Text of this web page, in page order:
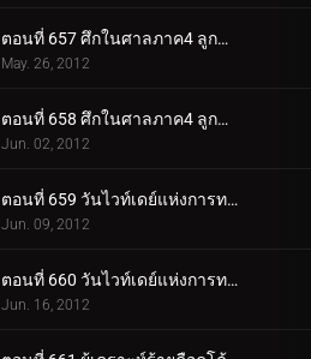
ตอนที่ 657 ศึกในศาลภาค4 ลูกขุนผู้ชี้ขาดคือโคบายาชิ สึมิโกะ (ตอน 1)
May. 26, 2012
ตอนที่ 658 ศึกในศาลภาค4 ลูกขุนผู้ชี้ขาดคือโคบายาชิ สึมิโกะ (ตอน 2)
Jun. 02, 2012
ตอนที่ 659 วันไวท์เดย์แห่งการทรยศ (ตอน 1)
Jun. 09, 2012
ตอนที่ 660 วันไวท์เดย์แห่งการทรยศ (ตอน 2)
Jun. 16, 2012